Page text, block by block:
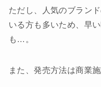
ただし、人気のブラン
いる方も多いため、早
も…。
また、発売方法は商業